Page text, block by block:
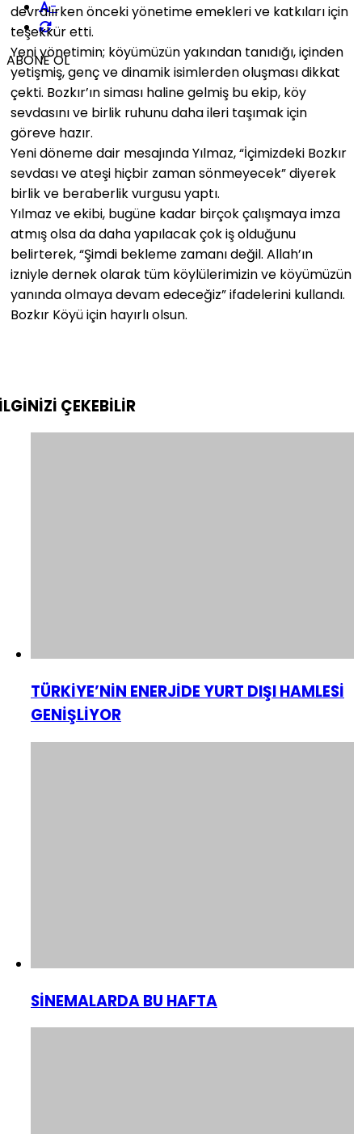
-
ABONE OL
devralırken önceki yönetime emekleri ve katkıları için
teşekkür etti.
Yeni yönetimin; köyümüzün yakından tanıdığı, içinden
yetişmiş, genç ve dinamik isimlerden oluşması dikkat
çekti. Bozkır’ın siması haline gelmiş bu ekip, köy
sevdasını ve birlik ruhunu daha ileri taşımak için
göreve hazır.
Yeni döneme dair mesajında Yılmaz, “İçimizdeki Bozkır
sevdası ve ateşi hiçbir zaman sönmeyecek” diyerek
birlik ve beraberlik vurgusu yaptı.
Yılmaz ve ekibi, bugüne kadar birçok çalışmaya imza
atmış olsa da daha yapılacak çok iş olduğunu
belirterek, “Şimdi bekleme zamanı değil. Allah’ın
izniyle dernek olarak tüm köylülerimizin ve köyümüzün
yanında olmaya devam edeceğiz” ifadelerini kullandı.
Bozkır Köyü için hayırlı olsun.
ÇEKEBİLİR
TÜRKİYE’NİN ENERJİDE YURT DIŞI HAMLESİ
GENİŞLİYOR
SİNEMALARDA BU HAFTA